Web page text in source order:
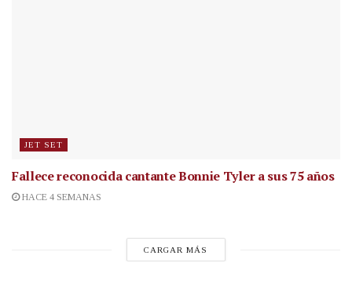
JET SET
Fallece reconocida cantanteBonnie Tyler a sus 75 años
HACE 4 SEMANAS
CARGAR MÁS